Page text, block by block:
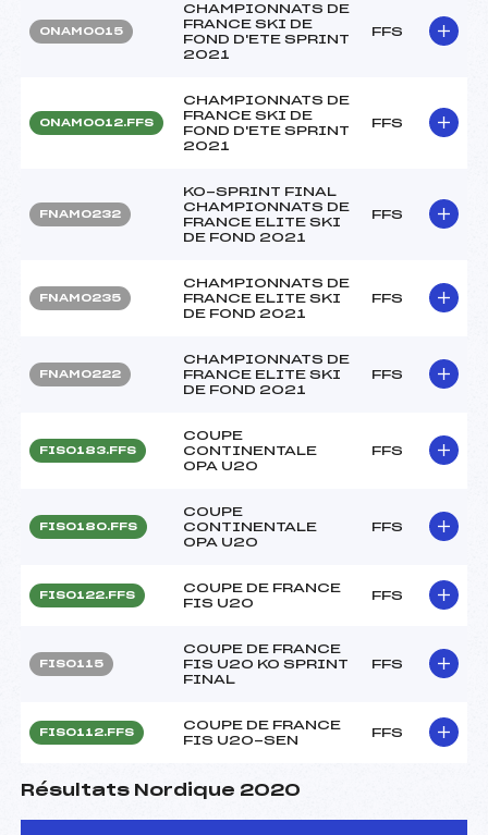
ONAM0015
CHAMPIONNATS DE
FRANCE SKI DE
FOND D'ETE SPRINT
2021
FFS
ONAM0012.FFS
CHAMPIONNATS DE
FRANCE SKI DE
FOND D'ETE SPRINT
2021
FFS
FNAM0232
KO-SPRINT FINAL
CHAMPIONNATS DE
FRANCE ELITE SKI
DE FOND 2021
FFS
FNAM0235
CHAMPIONNATS DE
FRANCE ELITE SKI
DE FOND 2021
FFS
FNAM0222
CHAMPIONNATS DE
FRANCE ELITE SKI
DE FOND 2021
FFS
FIS0183.FFS
COUPE
CONTINENTALE
OPA U20
FFS
FIS0180.FFS
COUPE
CONTINENTALE
OPA U20
FFS
FIS0122.FFS
COUPE DE FRANCE
FIS U20
FFS
FIS0115
COUPE DE FRANCE
FIS U20 KO SPRINT
FINAL
FFS
FIS0112.FFS
COUPE DE FRANCE
FIS U20-SEN
FFS
Résultats Nordique 2020